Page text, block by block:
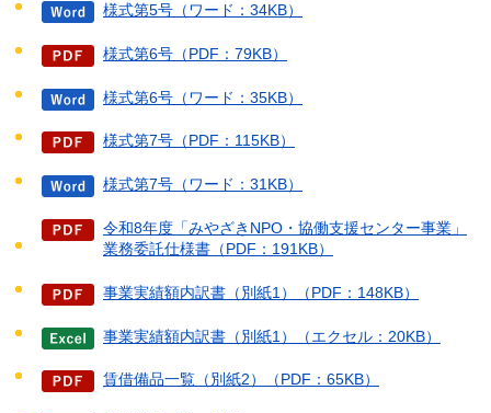
様式第5号（ワード：34KB）
様式第6号（PDF：79KB）
様式第6号（ワード：35KB）
様式第7号（PDF：115KB）
様式第7号（ワード：31KB）
令和8年度「みやざきNPO・協働支援センター事業」
業務委託仕様書（PDF：191KB）
事業実績額内訳書（別紙1）（PDF：148KB）
事業実績額内訳書（別紙1）（エクセル：20KB）
賃借備品一覧（別紙2）（PDF：65KB）